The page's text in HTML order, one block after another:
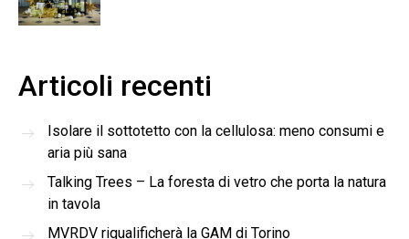
Articoli recenti
Isolare il sottotetto con la cellulosa: meno consumi e
aria più sana
Talking Trees – La foresta di vetro che porta la natura
in tavola
MVRDV riqualificherà la GAM di Torino